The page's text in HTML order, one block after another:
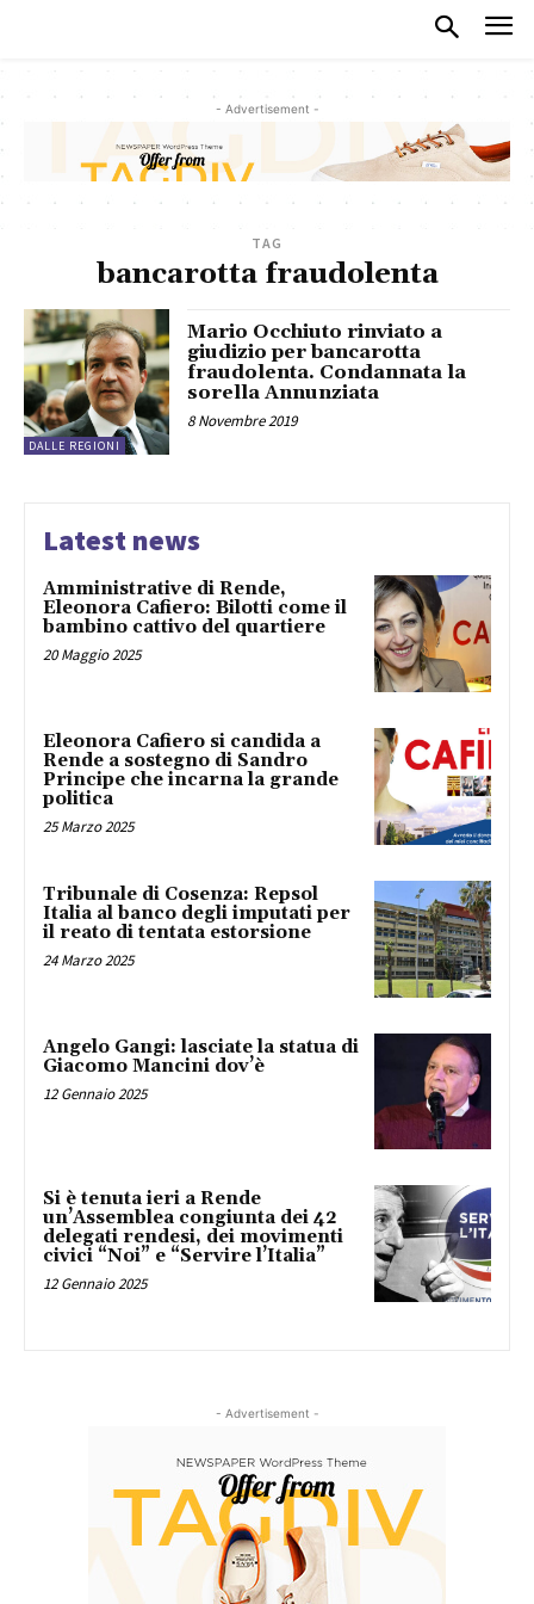
- Advertisement -
TAG
bancarotta fraudolenta
DALLE REGIONI
Mario Occhiuto rinviato a
giudizio per bancarotta
fraudolenta. Condannata la
sorella Annunziata
8 Novembre 2019
Latest news
Amministrative di Rende,
Eleonora Cafiero: Bilotti come il
bambino cattivo del quartiere
20 Maggio 2025
Eleonora Cafiero si candida a
Rende a sostegno di Sandro
Principe che incarna la grande
politica
25 Marzo 2025
Tribunale di Cosenza: Repsol
Italia al banco degli imputati per
il reato di tentata estorsione
24 Marzo 2025
Angelo Gangi: lasciate la statua di
Giacomo Mancini dov’è
12 Gennaio 2025
Si è tenuta ieri a Rende
un’Assemblea congiunta dei 42
delegati rendesi, dei movimenti
civici “Noi” e “Servire l’Italia”
12 Gennaio 2025
- Advertisement -